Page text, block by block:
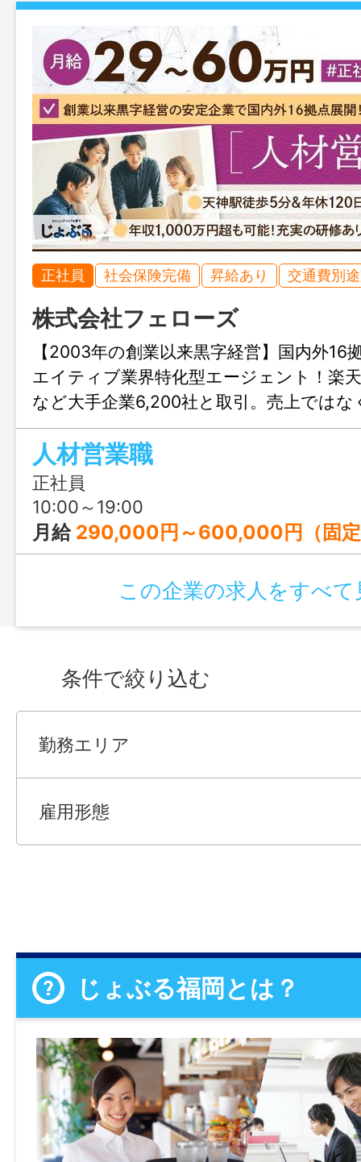
正社員 社会保険完備 昇給あり 交通費別
株式会社フェローズ
【2003年の創業以来黒字経営】国内外16
エイティブ業界特化型エージェント！楽
など大手企業6,200社と取引。売上ではな
で評価する独自制度で、クリエイターと
えます。年収1,000万円超も可能◎充実の
休日120日で、ワークライフバランスも
す。
人材営業職
正社員
10:00～19:00
月給 290,000円～600,000円（固定残業手当を含む） ＜想定年収＞ 400万円～800万円 ※賃金はあくまでも目安の金額
この企業の求人をすべて
条件で絞り込む
勤務エリア
雇用形態
じょぶる福岡とは？